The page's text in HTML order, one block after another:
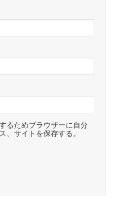
るためブラウザーに自分
、サイトを保存する。